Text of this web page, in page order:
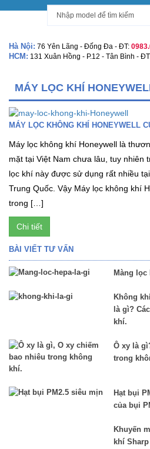
Hà Nội: 76 Yên Lãng - Đống Đa - ĐT:
HCM: 131 Xuân Hồng - P.12 - Tân Bình -
MÁY LỌC KHÍ
MÁY LỌC KHÔNG KHÍ HONEYWELL
Máy lọc không khí Honeywell là
mặt tại Việt Nam chưa lâu, tuy nhiên
lọc khí này được sử dụng rất nhiều
Trung Quốc. Vậy Máy lọc không khí
trong […]
Chi tiết
BÀI VIẾT TƯ VẤN
Màng lọc
Không
là gì?
khí.
Ô xy là
trong
Hạt bụi
của bụi
Khuyến
khí Sharp